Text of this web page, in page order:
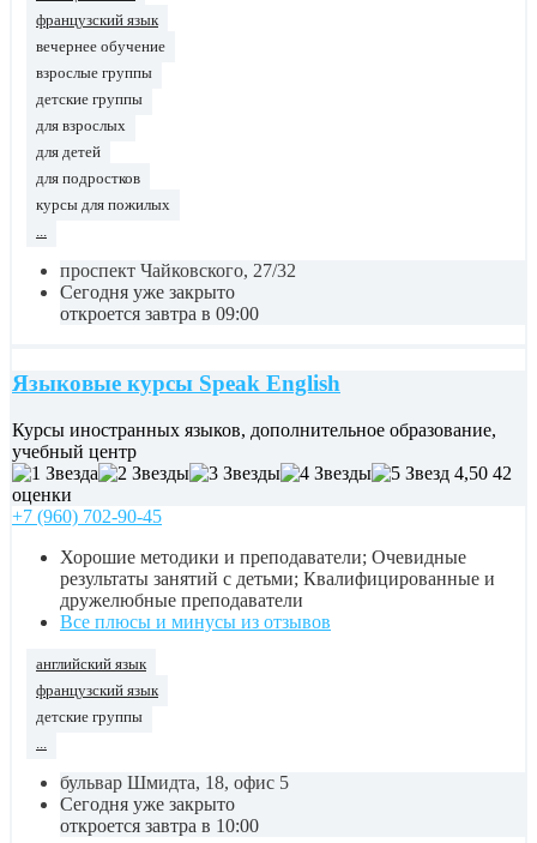
французский язык
вечернее обучение
взрослые группы
детские группы
для взрослых
для детей
для подростков
курсы для пожилых
проспект Чайковского, 27/32
Сегодня уже закрыто
откроется завтра в 09:00
Языковые курсы Speak English
Курсы иностранных языков, дополнительное образование,
учебный центр
4,50 42
оценки
+7 (960) 702-90-45
Хорошие методики и преподаватели; Очевидные
результаты занятий с детьми; Квалифицированные и
дружелюбные преподаватели
Все плюсы и минусы из отзывов
английский язык
французский язык
детские группы
...
бульвар Шмидта, 18, офис 5
Сегодня уже закрыто
откроется завтра в 10:00